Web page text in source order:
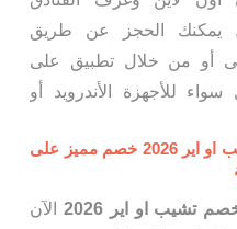
يمكنك الحجز عن طريق
أو من خلال تطبيق على
سواء للأجهزة الأندرويد أو
كود خصم تشيب او اير 2026 خصم مميز على
تشيب او اير 2026
الآن